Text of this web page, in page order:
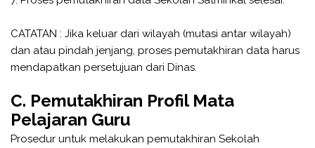
CATATAN : Jika keluar dari wilayah (mutasi antar wilayah)
dan atau pindah jenjang, proses pemutakhiran data harus
mendapatkan persetujuan dari Dinas.
C. Pemutakhiran Profil Mata
Pelajaran Guru
Prosedur untuk melakukan pemutakhiran Sekolah